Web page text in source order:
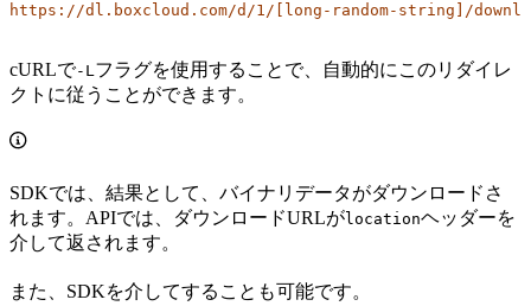
https://dl.boxcloud.com/d/1/[long-random-string]/
cURLで-Lフラグを使用することで、自動的にこのリダイレ
クトに従うことができます。
SDKでは、結果として、バイナリデータがダウンロードさ
れます。APIでは、ダウンロードURLがlocationヘッダーを
介して返されます。
また、SDKを介してすることも可能です。